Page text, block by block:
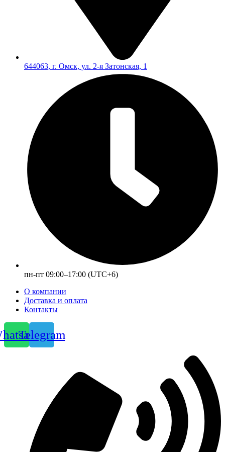
644063, г. Омск, ул. 2-я Затонская, 1
пн-пт 09:00–17:00 (UTC+6)
О компании
Доставка и оплата
Контакты
Telegram